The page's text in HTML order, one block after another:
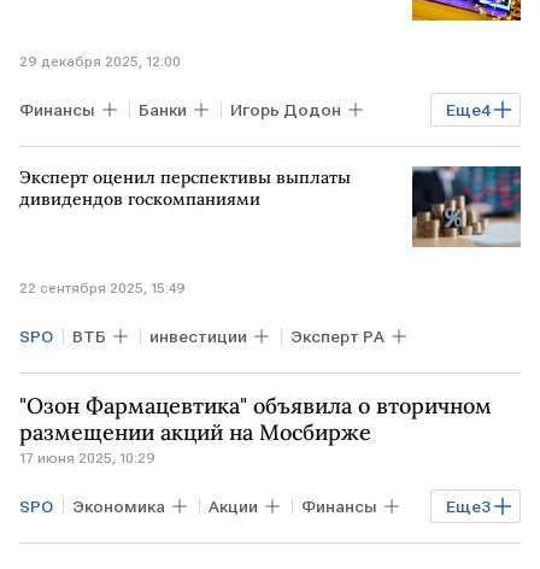
29 декабря 2025, 12:00
Еще4
Финансы Банки Игорь Додон
ВТБ "БКС Мир инвестиций"
РОССИЯ Статья
Эксперт оценил перспективы выплаты
дивидендов госкомпаниями
22 сентября 2025, 15:49
SPO ВТБ инвестиции Эксперт РА
"Озон Фармацевтика" объявила о вторичном
размещении акций на Мосбирже
17 июня 2025, 10:29
Еще3
SPO Экономика Акции Финансы
Озон Мосбиржа Рынок